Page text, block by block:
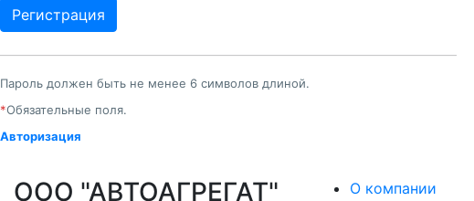
Пароль должен быть не менее 6 символов длиной.
*Обязательные поля.
Авторизация
ООО "АВТОАГРЕГАТ" О компании